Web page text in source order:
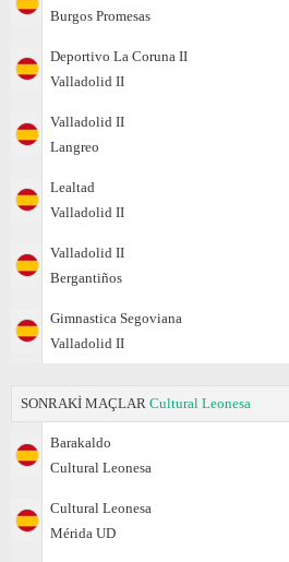
Burgos Promesas
Deportivo La Coruna II
Valladolid II
Valladolid II
Langreo
Lealtad
Valladolid II
Valladolid II
Bergantiños
Gimnastica Segoviana
Valladolid II
SONRAKİ MAÇLAR Cultural Leonesa
Barakaldo
Cultural Leonesa
Cultural Leonesa
Mérida UD